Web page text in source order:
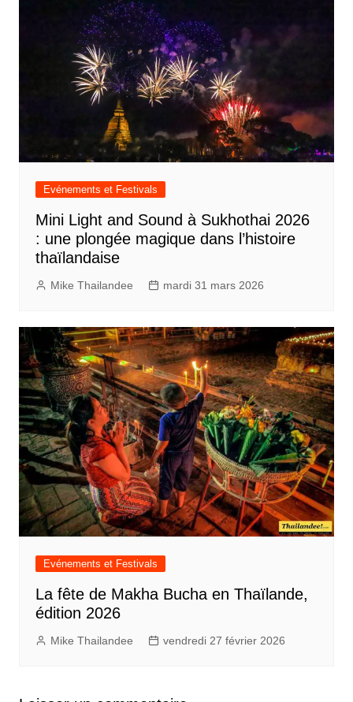
Evénements et Festivals
Mini Light and Sound à Sukhothai 2026
: une plongée magique dans l’histoire
thaïlandaise
Mike Thailandee mardi 31 mars 2026
Evénements et Festivals
La fête de Makha Bucha en Thaïlande,
édition 2026
Mike Thailandee vendredi 27 février 2026